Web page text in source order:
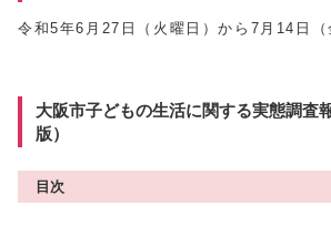
令和5年6月27日（火曜日）から7月14日（
大阪市子どもの生活に関する実態調査
版）
目次